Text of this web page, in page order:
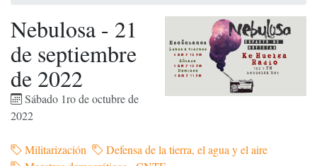
Nebulosa - 21
de septiembre
de 2022
Sábado 1ro de octubre de
2022
Militarización
Defensa de la tierra, el agua y el aire